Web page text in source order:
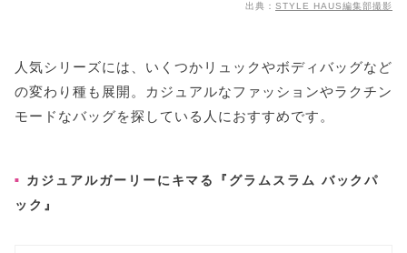
出典： STYLE HAUS編集部撮影
人気シリーズには、いくつかリュックやボディバッグなど
の変わり種も展開。カジュアルなファッションやラクチン
モードなバッグを探している人におすすめです。
カジュアルガーリーにキマる『グラムスラム バックパ
ック』